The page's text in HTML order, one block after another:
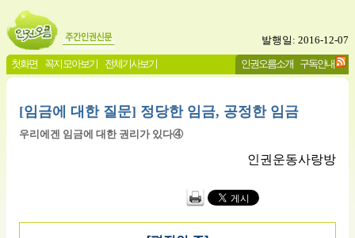
발행일: 2016-12-07
첫화면 꼭지 모아보기 전체기사보기 인권오름소개 구독안내
[임금에 대한 질문] 정당한 임금, 공정한 임금
우리에겐 임금에 대한 권리가 있다④
인권운동사랑방